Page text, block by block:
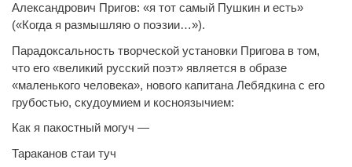
Александрович Пригов: «я тот самый Пушкин и есть»
(«Когда я размышляю о поэзии…»).
Парадоксальность творческой установки Пригова в том,
что его «великий русский поэт» является в образе
«маленького человека», нового капитана Лебядкина с его
грубостью, скудоумием и косноязычием:
Как я пакостный могуч —
Тараканов стаи туч